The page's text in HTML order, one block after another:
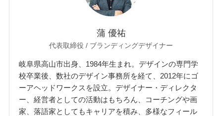
蒲 優祐
代表取締役 / ブランディングデザイナー
岐阜県高山市出身、1984年生まれ。デザインの専門学
校卒業後、数社のデザイン事務所を経て、2012年にゴ
ーアヘッドワークスを設立。デザイナー・ディレクタ
ー、経営者としての活動はもちろん、コーチングや画
家、落語家としてもキャリアを積み、多様なフィール